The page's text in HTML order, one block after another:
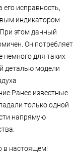
исправность,
индикатором
этом данный
Он потребляет
немного для таких
деталью модели
известные
только одной
напрямую
в настоящем!